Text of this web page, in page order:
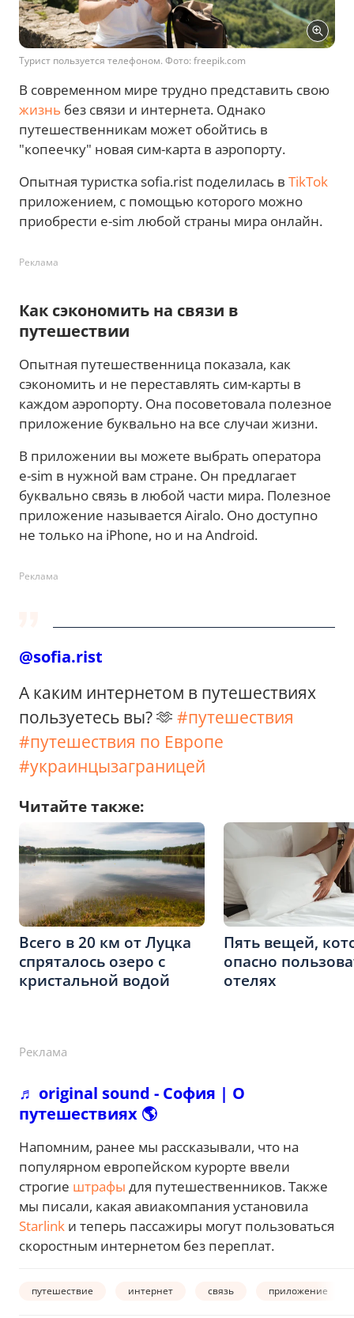
Турист пользуется телефоном. Фото: freepik.com
В современном мире трудно представить свою
жизнь без связи и интернета. Однако
путешественникам может обойтись в
"копеечку" новая сим-карта в аэропорту.
Опытная туристка sofia.rist поделилась в TikTok
приложением, с помощью которого можно
приобрести e-sim любой страны мира онлайн.
Реклама
Как сэкономить на связи в
путешествии
Опытная путешественница показала, как
сэкономить и не переставлять сим-карты в
каждом аэропорту. Она посоветовала полезное
приложение буквально на все случаи жизни.
В приложении вы можете выбрать оператора
e-sim в нужной вам стране. Он предлагает
буквально связь в любой части мира. Полезное
приложение называется Airalo. Оно доступно
не только на iPhone, но и на Android.
Реклама
@sofia.rist
А каким интернетом в путешествиях
пользуетесь вы? 🫶 #путешествия
#путешествия по Европе
#украинцызаграницей
Читайте также:
Всего в 20 км от Луцка
спряталось озеро с
кристальной водой
Пять вещей,
опасно
отелях
Реклама
♬ original sound - София | О
путешествиях 🌎
Напомним, ранее мы рассказывали, что на
популярном европейском курорте ввели
строгие штрафы для путешественников. Также
мы писали, какая авиакомпания установила
Starlink и теперь пассажиры могут пользоваться
скоростным интернетом без переплат.
путешествие интернет связь приложение